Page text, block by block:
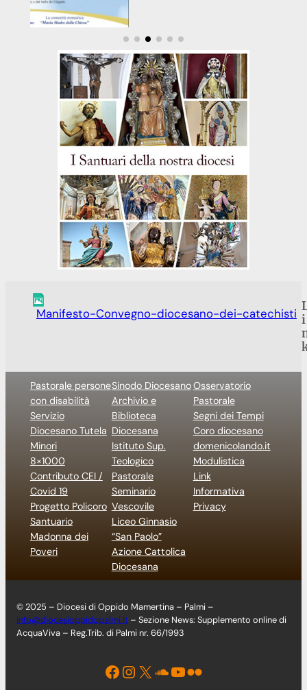
Manifesto-Convegno-diocesano-dei-catechisti i
Pastorale persone
con disabilità
Servizio
Diocesano Tutela
Minori
8×1000
Contributo CEI /
Covid 19
Progetto Policoro
Santuario
Madonna dei
Poveri
Sinodo Diocesano
Archivio e
Biblioteca
Diocesana
Istituto Sup.
Teologico
Pastorale
Seminario
Vescovile
Liceo Ginnasio
“San Paolo”
Azione Cattolica
Diocesana
Osservatorio
Pastorale
Segni dei Tempi
Coro diocesano
domenicolando.it
Modulistica
Link
Informativa
Privacy
© 2025 – Diocesi di Oppido Mamertina – Palmi –
info@diocesioppidopalmi.it – Sezione News: Supplemento online di
AcquaViva – Reg.Trib. di Palmi nr. 66/1993
Facebook Instagram X Soundcloud YouTube Flickr